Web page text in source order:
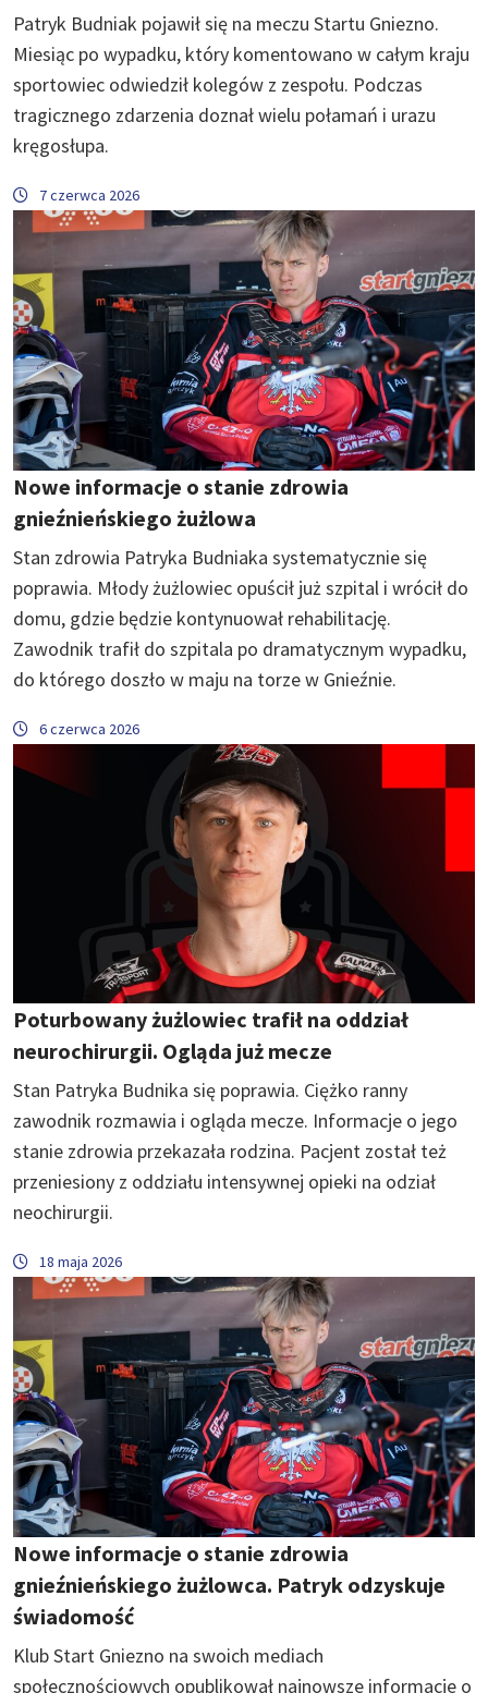
Patryk Budniak pojawił się na meczu Startu Gniezno.
Miesiąc po wypadku, który komentowano w całym kraju
sportowiec odwiedził kolegów z zespołu. Podczas
tragicznego zdarzenia doznał wielu połamań i urazu
kręgosłupa.
7 czerwca 2026
Nowe informacje o stanie zdrowia
gnieźnieńskiego żużlowa
Stan zdrowia Patryka Budniaka systematycznie się
poprawia. Młody żużlowiec opuścił już szpital i wrócił do
domu, gdzie będzie kontynuował rehabilitację.
Zawodnik trafił do szpitala po dramatycznym wypadku,
do którego doszło w maju na torze w Gnieźnie.
6 czerwca 2026
Poturbowany żużlowiec trafił na oddział
neurochirurgii. Ogląda już mecze
Stan Patryka Budnika się poprawia. Ciężko ranny
zawodnik rozmawia i ogląda mecze. Informacje o jego
stanie zdrowia przekazała rodzina. Pacjent został też
przeniesiony z oddziału intensywnej opieki na odział
neochirurgii.
18 maja 2026
Nowe informacje o stanie zdrowia
gnieźnieńskiego żużlowca. Patryk odzyskuje
świadomość
Klub Start Gniezno na swoich mediach
społecznościowych opublikował najnowsze informacje o